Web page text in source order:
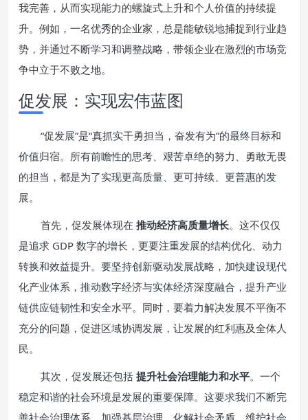
我完善，从而实现能力的螺旋式上升和个人价值的持续提
升。例如，一名优秀的企业家，总是能敏锐地捕捉到行业趋
势，并通过不断学习和调整战略，带领企业在激烈的市场竞
争中立于不败之地。
促发展：实现宏伟蓝图
“促发展”是“真抓实干勇担当，奋发有为”的最终目标和
价值归宿。所有前瞻性的思考、艰苦卓绝的努力、勇敢无畏
的担当，都是为了实现更高质量、更可持续、更普惠的发
展。
首先，促发展体现在 推动经济高质量增长。这不仅仅
是追求 GDP 数字的增长，更要注重发展的结构优化、动力
转换和效益提升。要坚持创新驱动发展战略，加快建设现代
化产业体系，推动数字经济与实体经济深度融合，提升产业
链供应链韧性和安全水平。同时，要着力解决发展不平衡不
充分的问题，促进区域协调发展，让发展的红利惠及全体人
民。
其次，促发展还包括 提升社会治理能力和水平。一个
稳定和谐的社会环境是发展的重要保障。这要求我们不断完
善社会治理体系，加强基层治理，化解社会矛盾，维护社会